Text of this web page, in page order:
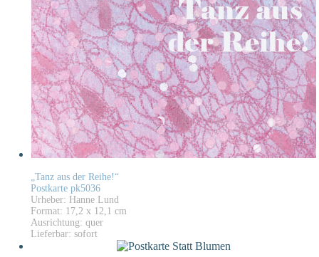
„Tanz aus der Reihe!“
Postkarte pk5036
Urheber: Hanne Lund
Format: 17,2 x 12,1 cm
Ausrichtung: quer
Lieferbar: sofort